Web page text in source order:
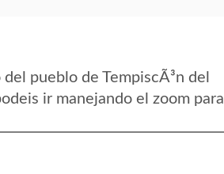
pueblo de TempiscÃ³n del
ir manejando el zoom para